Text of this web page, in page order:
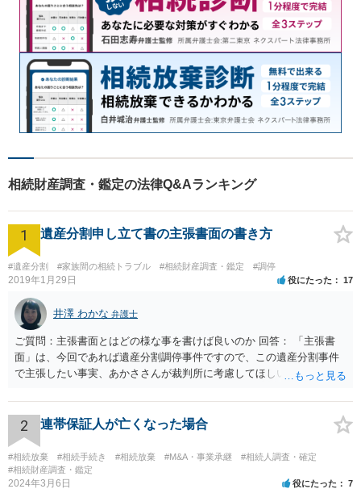
相続財産調査・鑑定の法律Q&Aランキング
1 遺産分割申し立て書の主張書面の書き方
#遺産分割 #家族間の相続トラブル #相続財産調査・鑑定 #調停
2019年1月29日 役にたった 17
井澤 わかな 弁護士
ご質問：主張書面とはどの様な事を書けば良いのか 回答： 「主張書
面」は、今回であれば遺産分割調停事件ですので、この遺産分割事件
で主張したい事実、あかささんが裁判所に考慮してほしいと思う、亡
ります。 もし、主張したい事実や考慮してほしい事情に関連して
資料を持っているようであれば、主張書面とは別で提出できます。も
し、お姉さんに見られたくないような資料がある場合、「非開示の希
望に関する申出書」と共に提出することも考えられます。 ご質問：書
いた方が良い事と書かない方が良い事 回答： お姉さんが申立書の「申
立ての趣旨」のところに書いている遺産の分け方に対して意見があれ
2 連帯保証人が亡くなった場合
#相続放棄 #相続手続き #相続放棄 #M&A・事業承継
#相続人調査・確定
#相続財産調査・鑑定
2024年3月6日 役にたった 7